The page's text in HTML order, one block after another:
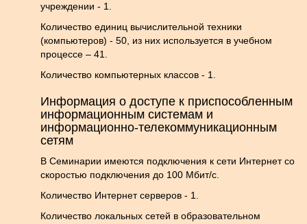
учреждении - 1.
Количество единиц вычислительной техники
(компьютеров) - 50, из них используется в учебном
процессе – 41.
Количество компьютерных классов - 1.
Информация о доступе к приспособленным
информационным системам и
информационно-телекоммуникационным
сетям
В Семинарии имеются подключения к сети Интернет со
скоростью подключения до 100 Мбит/с.
Количество Интернет серверов - 1.
Количество локальных сетей в образовательном